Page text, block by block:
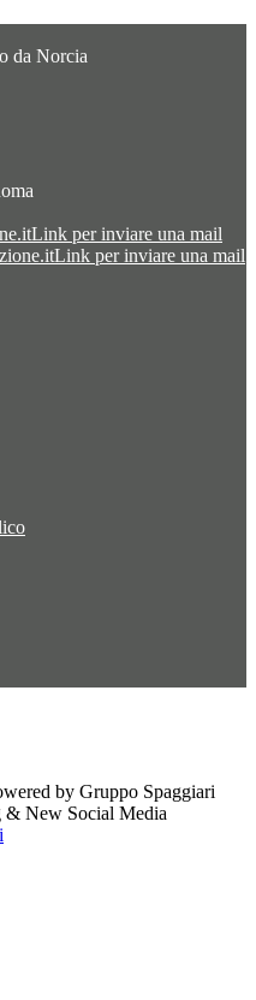
da Norcia
Link per inviare una mail
Link per inviare una mail
by Gruppo Spaggiari
& New Social Media